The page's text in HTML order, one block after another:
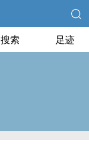
搜索 足迹